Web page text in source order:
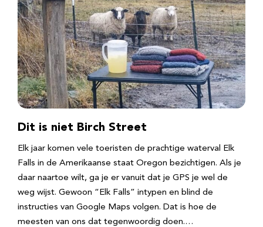
Dit is niet Birch Street
Elk jaar komen vele toeristen de prachtige waterval Elk
Falls in de Amerikaanse staat Oregon bezichtigen. Als je
daar naartoe wilt, ga je er vanuit dat je GPS je wel de
weg wijst. Gewoon “Elk Falls” intypen en blind de
instructies van Google Maps volgen. Dat is hoe de
meesten van ons dat tegenwoordig doen.…